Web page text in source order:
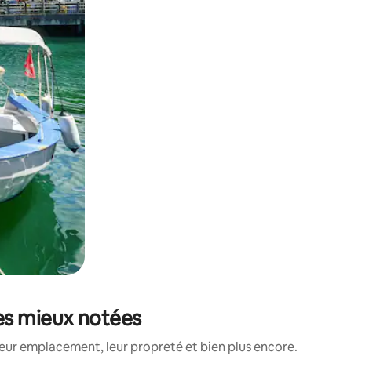
faisant glisser.
mieux notées
emplacement, leur propreté et bien plus encore.